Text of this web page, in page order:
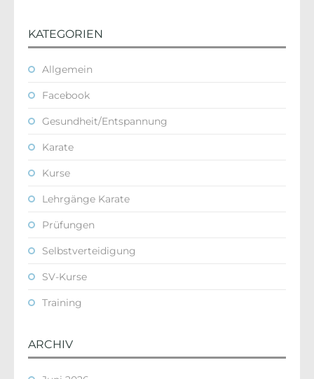
KATEGORIEN
Allgemein
Facebook
Gesundheit/Entspannung
Karate
Kurse
Lehrgänge Karate
Prüfungen
Selbstverteidigung
SV-Kurse
Training
ARCHIV